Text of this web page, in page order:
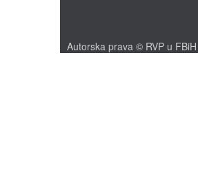
Autorska prava © RVP u